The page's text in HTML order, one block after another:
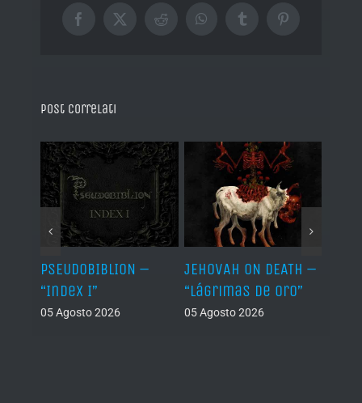
Facebook
X RedditWhatsAppTumblrPinterest
Post correlati
PSEUDOBIBLION –
“Index I”
05 Agosto 2026
JEHOVAH ON DEATH –
“Lágrimas de Oro”
05 Agosto 2026